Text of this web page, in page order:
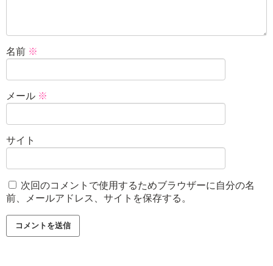
名前 ※
メール ※
サイト
次回のコメントで使用するためブラウザーに自分の名
前、メールアドレス、サイトを保存する。